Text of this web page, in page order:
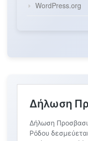
WordPress.org